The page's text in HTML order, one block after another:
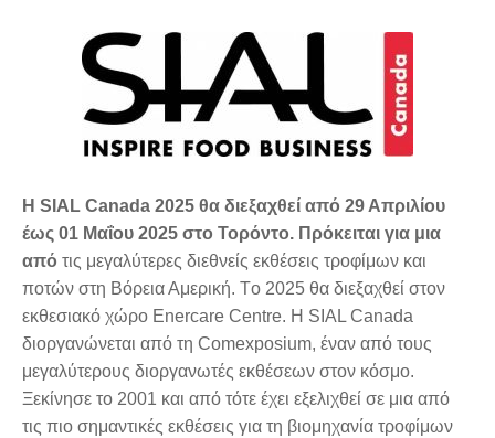
Επικοινωνία
Η SIAL Canada 2025 θα διεξαχθεί από 29 Απριλίου
έως 01 Μαΐου 2025 στο Τορόντο. Πρόκειται για μια
από τις μεγαλύτερες διεθνείς εκθέσεις τροφίμων και
ποτών στη Βόρεια Αμερική. Tο 2025 θα διεξαχθεί στον
εκθεσιακό χώρο Enercare Centre. Η SIAL Canada
διοργανώνεται από τη Comexposium, έναν από τους
μεγαλύτερους διοργανωτές εκθέσεων στον κόσμο.
Ξεκίνησε το 2001 και από τότε έχει εξελιχθεί σε μια από
τις πιο σημαντικές εκθέσεις για τη βιομηχανία τροφίμων